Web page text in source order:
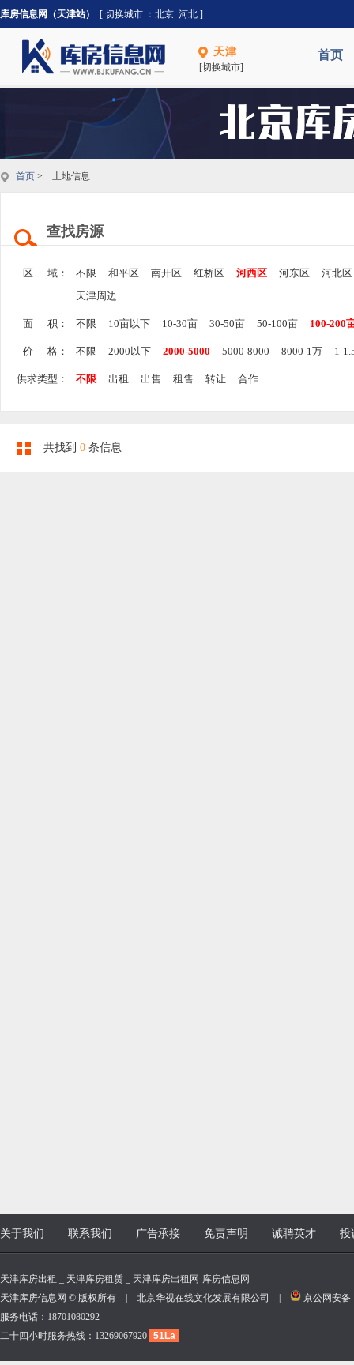
库房信息网（天津站） [ 切换城市 ： 北京 河北 ]
天津
[切换城市]
首页
首页 > 土地信息
查找房源
区 域： 不限 和平区 南开区 红桥区 河西区 河东区
河北区
天津周边
面 积： 不限 10亩以下 10-30亩 30-50亩 50-100亩 100-200
价 格： 不限 2000以下 2000-5000 5000-8000 8000-1万 1-
供求类型： 不限 出租 出售 租售 转让 合作
共找到 0 条信息
关于我们 联系我们 广告承接 免责声明 诚聘英才 投
天津库房出租 _ 天津库房租赁 _ 天津库房出租网-库房信息网
天津库房信息网 © 版权所有 | 北京华视在线文化发展有限公司 |
京公网安备
服务电话：18701080292
二十四小时服务热线：13269067920 51La